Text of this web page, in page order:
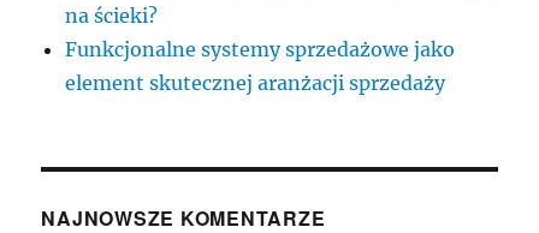
na ścieki?
Funkcjonalne systemy sprzedażowe jako
element skutecznej aranżacji sprzedaży
NAJNOWSZE KOMENTARZE